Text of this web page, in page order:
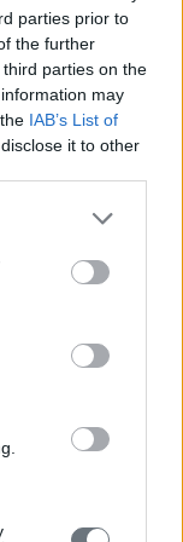
parties prior to
the further
parties on the
may
IAB’s List of
it to other